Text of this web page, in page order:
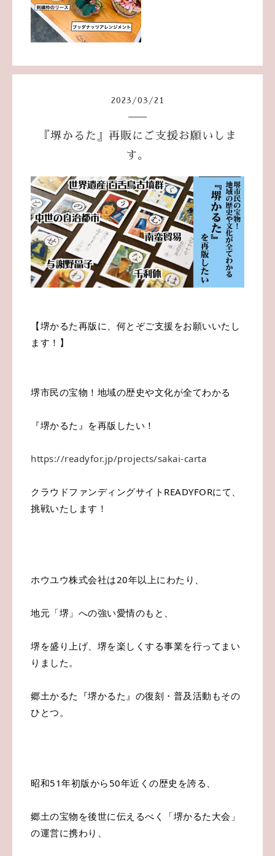
2023 /03 / 21
『堺かるた』再販にご支援お願いしま
す。
【堺かるた再版に、何とぞご支援をお願いいたし
ます！】
堺市民の宝物！地域の歴史や文化が全てわかる
『堺かるた』を再版したい！
https://readyfor.jp/projects/sakai-carta
クラウドファンディングサイトREADYFORにて、
挑戦いたします！
ホウユウ株式会社は20年以上にわたり、
地元「堺」への強い愛情のもと、
堺を盛り上げ、堺を楽しくする事業を行ってまい
りました。
郷土かるた『堺かるた』の復刻・普及活動もその
ひとつ。
昭和51年初版から50年近くの歴史を誇る、
郷土の宝物を後世に伝えるべく「堺かるた大会」
の運営に携わり、